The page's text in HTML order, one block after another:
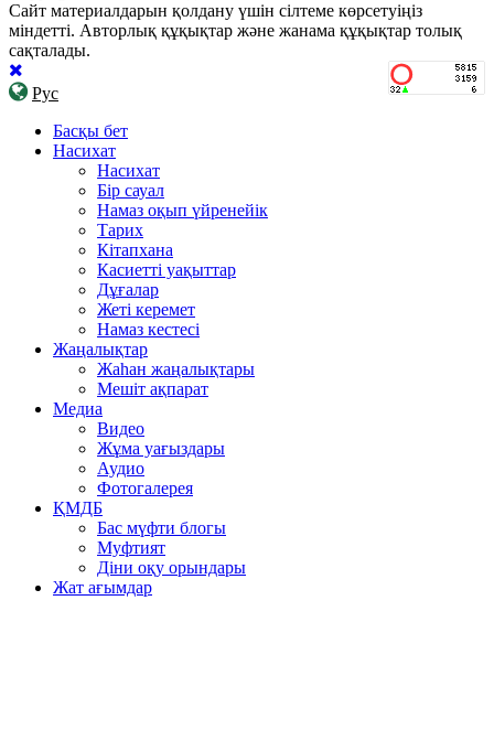
Сайт материалдарын қолдану үшін сілтеме көрсетуіңіз
міндетті. Авторлық құқықтар және жанама құқықтар толық
сақталады.
Рус
Басқы бет
Насихат
Насихат
Бір сауал
Намаз оқып үйренейік
Тарих
Кітапхана
Касиетті уақыттар
Дұғалар
Жеті керемет
Намаз кестесі
Жаңалықтар
Жаһан жаңалықтары
Мешіт ақпарат
Медиа
Видео
Жұма уағыздары
Аудио
Фотогалерея
ҚМДБ
Бас мүфти блогы
Муфтият
Діни оқу орындары
Жат ағымдар